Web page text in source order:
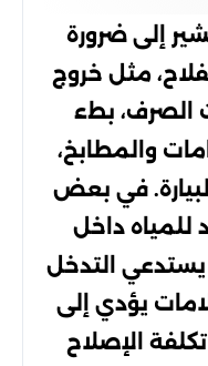
إلى ضرورة
مثل خروج
الصرف، بطء
والمطابخ،
في بعض
للمياه داخل
يستدعي التدخل
يؤدي إلى
الإصلاح